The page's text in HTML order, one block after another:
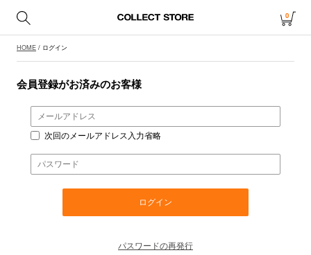
0
HOME / ログイン
会員登録がお済みのお客様
次回のメールアドレス入力省略
パスワードの再発行